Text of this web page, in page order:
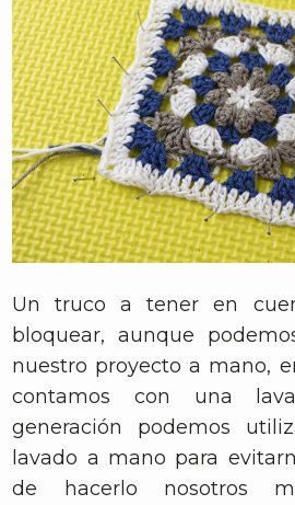
Un truco a tener en
bloquear, aunque
nuestro proyecto a mano,
contamos con una
generación podemos
lavado a mano para
de hacerlo nosotros